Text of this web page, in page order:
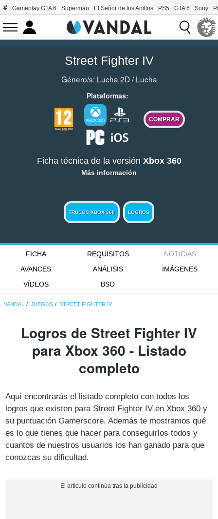
Gameplay GTA 6 Superman El Señor de los Anillos PS5 GTA 6 Sony
Street Fighter IV
Género/s: Lucha 2D/Lucha
Plataformas:
COMPRAR
Ficha técnica de la versión Xbox 360
Más información
TRUCOS XBOX 360 LOGROS
FICHA REQUISITOS
NOTICIAS
AVANCES
ANÁLISIS
IMÁGENES
VÍDEOS
BSO
VANDAL JUEGOS STREET FIGHTER IV
Logros de Street Fighter IV
para Xbox 360 - Listado
completo
Aquí encontrarás el listado completo con todos los
logros que existen para Street Fighter IV en Xbox 360 y
su puntuación Gamerscore. Además te mostramos qué
es lo que tienes que hacer para conseguirlos todos y
cuantos de nuestros usuarios los han ganado para que
conozcas su dificultad.